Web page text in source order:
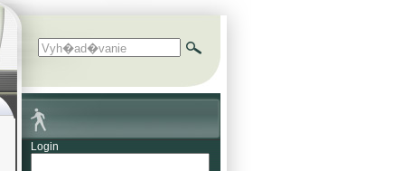
Login